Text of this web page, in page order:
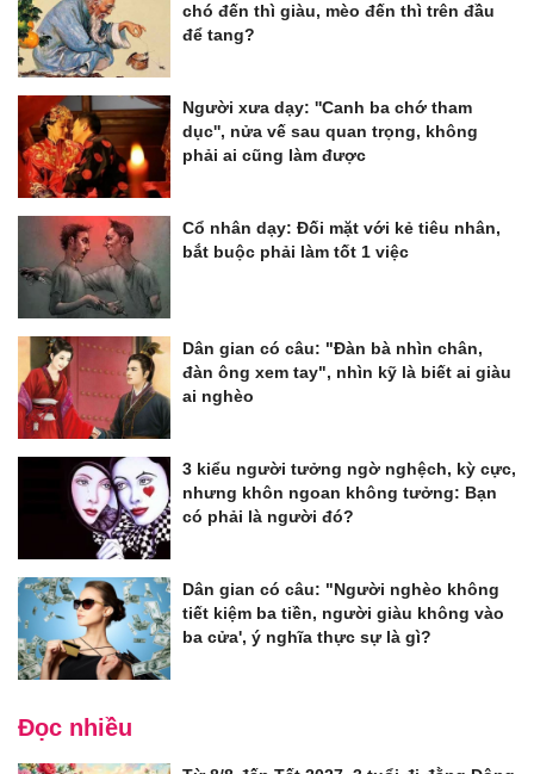
chó đến thì giàu, mèo đến thì trên đầu
để tang?
Người xưa dạy: ''Canh ba chớ tham
dục'', nửa vế sau quan trọng, không
phải ai cũng làm được
Cổ nhân dạy: Đối mặt với kẻ tiêu nhân,
bắt buộc phải làm tốt 1 việc
Dân gian có câu: "Đàn bà nhìn chân,
đàn ông xem tay", nhìn kỹ là biết ai giàu
ai nghèo
3 kiểu người tưởng ngờ nghệch, kỳ cực,
nhưng khôn ngoan không tưởng: Bạn
có phải là người đó?
Dân gian có câu: "Người nghèo không
tiết kiệm ba tiền, người giàu không vào
ba cửa', ý nghĩa thực sự là gì?
Đọc nhiều